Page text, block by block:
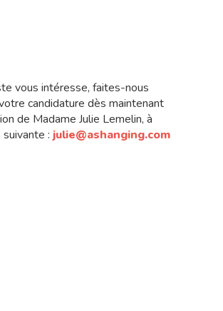
vous intéresse, faites-nous
candidature dès maintenant
de Madame Julie Lemelin, à
suivante : julie@ashanging.com